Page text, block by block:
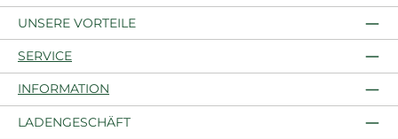
UNSERE VORTEILE
SERVICE
INFORMATION
LADENGESCHÄFT